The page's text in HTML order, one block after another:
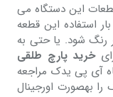
این دستگاه می
استفاده این قطعه
رنگ شود. یا حتی به
خرید پارچ طلقی
آی پی یدک مراجعه
بهصورت اورجینال